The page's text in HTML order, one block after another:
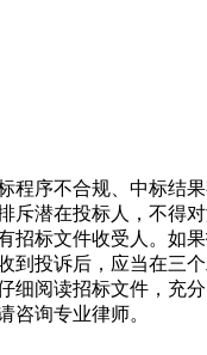
序不合规、中标结
潜在投标人，不得
标文件收受人。
投诉后，应当在
阅读招标文件，
咨询专业律师。